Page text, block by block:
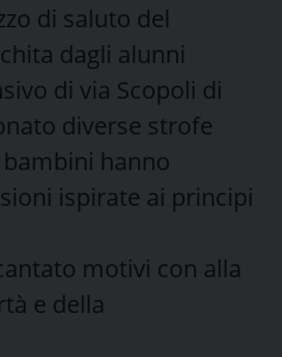
di saluto del
dagli alunni
di via Scopoli di
diverse strofe
bambini hanno
ispirate ai principi
motivi con alla
e della